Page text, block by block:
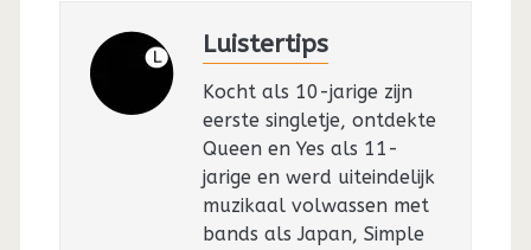
Luistertips
Kocht als 10-jarige zijn
eerste singletje, ontdekte
Queen en Yes als 11-
jarige en werd uiteindelijk
muzikaal volwassen met
bands als Japan, Simple